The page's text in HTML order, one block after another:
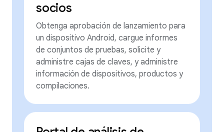
socios
Obtenga aprobación de lanzamiento para
un dispositivo Android, cargue informes
de conjuntos de pruebas, solicite y
administre cajas de claves, y administre
información de dispositivos, productos y
compilaciones.